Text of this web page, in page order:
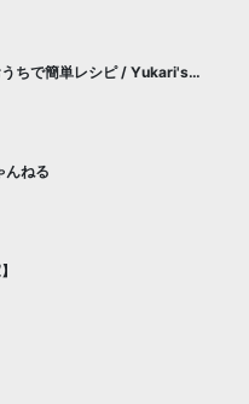
ちで簡単レシピ / Yukari's
ねる